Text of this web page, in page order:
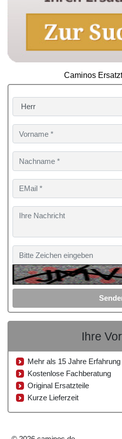
Caminos
Ihre
Mehr als 15 Jahre Erfahrung
Kostenlose Fachberatung
Original Ersatzteile
Kurze Lieferzeit